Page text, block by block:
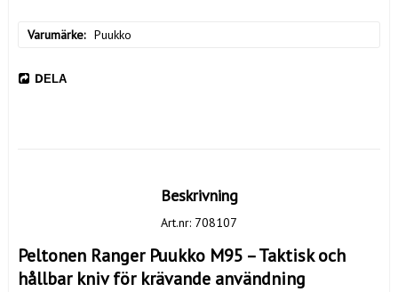
Varumärke Puukko
DELA
Beskrivning
Art.nr: 708107
Peltonen Ranger Puukko M95 – Taktisk och
hållbar kniv för krävande användning